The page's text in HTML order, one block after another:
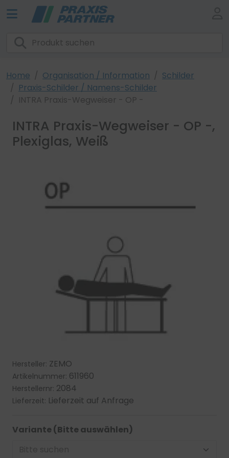
Home Organisation / Information
Schilder
Praxis-Schilder / Namens-Schilder
INTRA Praxis-Wegweiser - OP -
INTRA Praxis-Wegweiser - OP -,
Plexiglas, Weiß
Hersteller: ZEMO
Artikelnummer: 611960
Herstellernr: 2084
Lieferzeit: Lieferzeit auf Anfrage
Variante (Bitte auswählen)